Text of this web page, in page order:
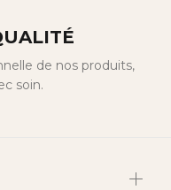
de nos produits,
soin.